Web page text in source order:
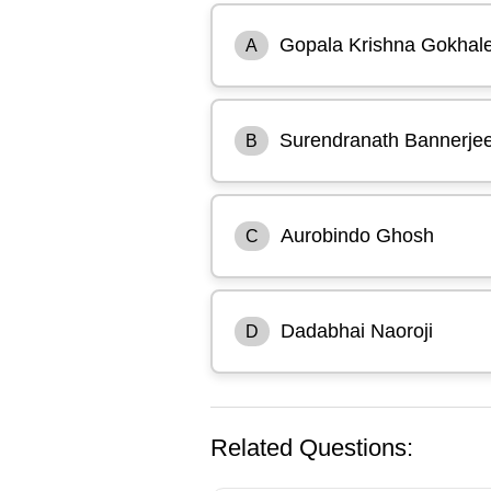
A Gopala Krishna
B Surendranath
C Aurobindo Ghosh
D Dadabhai Naoroji
Related Questions: